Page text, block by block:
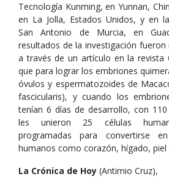
Tecnología Kunming, en Yunnan,
en La Jolla, Estados Unidos, y en
San Antonio de Murcia, en
resultados de la investigación
a través de un artículo en la revista
que para lograr los embriones
óvulos y espermatozoides de
fascicularis), y cuando los
tenían 6 días de desarrollo, con
les unieron 25 células
programadas para convertirse
humanos como corazón, hígado, piel
La Crónica de Hoy (Antimio Cruz),